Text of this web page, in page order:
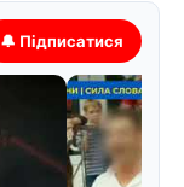
🔔 Підписатися